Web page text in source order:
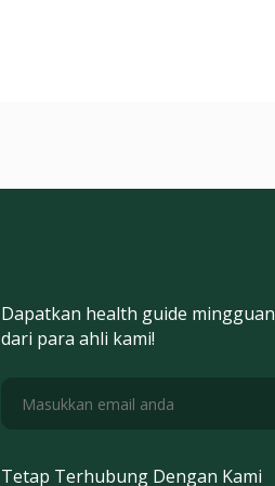
Dapatkan health guide mingguan
dari para ahli kami!
Tetap Terhubung Dengan Kami